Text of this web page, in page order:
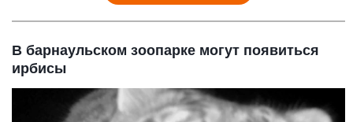
В барнаульском зоопарке могут появиться
ирбисы